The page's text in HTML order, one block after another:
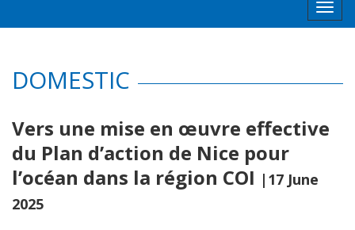
DOMESTIC
Vers une mise en œuvre effective
du Plan d’action de Nice pour
l’océan dans la région COI |17 June
2025